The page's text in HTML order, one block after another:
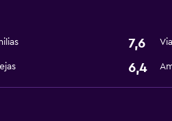
7,6
6,4